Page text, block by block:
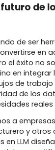
para
al
las
en
futuro